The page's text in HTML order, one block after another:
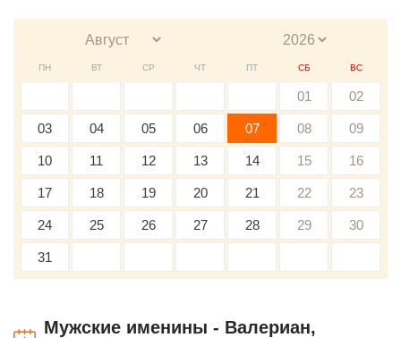
ПН ВТ СР ЧТ ПТ СБ ВС
01 02
03 04 05 06 07 08 09
10 11 12 13 14 15 16
17 18 19 20 21 22 23
24 25 26 27 28 29 30
31
Мужские именины - Валериан,